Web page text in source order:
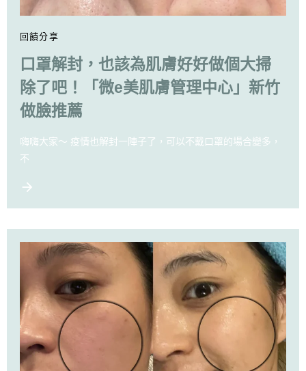
回饋分享
口罩解封，也該為肌膚好好做個大掃
除了吧！「微e美肌膚管理中心」新竹
做臉推薦
嗨嗨大家～ 疫情也解封一陣子了，可以不戴口罩的場合變多，
不